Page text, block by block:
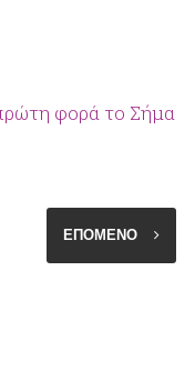
φορά το Σήμα
ΕΠΟΜΕΝΟ